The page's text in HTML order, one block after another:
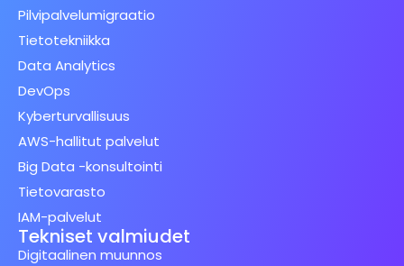
Pilvipalvelumigraatio
Tietotekniikka
Data Analytics
DevOps
Kyberturvallisuus
AWS-hallitut palvelut
Big Data -konsultointi
Tietovarasto
IAM-palvelut
Tekniset valmiudet
Digitaalinen muunnos